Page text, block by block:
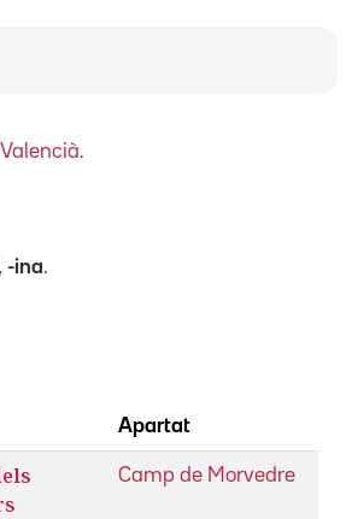
.
-ina.
Apartat
Camp de Morvedre